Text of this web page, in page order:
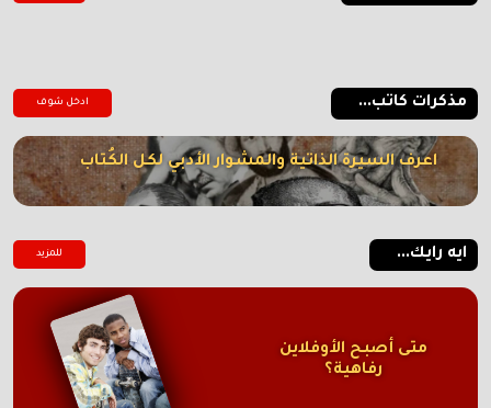
مذكرات كاتب... ادخل شوف
اعرف السيرة الذاتية والمشوار الأدبي لكل الكُتاب
ايه رايك... للمزيد
متى أصبح الأوفلاين
رفاهية؟